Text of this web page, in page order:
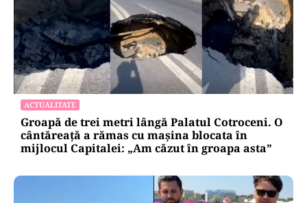
ACTUALITATE
Groapă de trei metri lângă Palatul Cotroceni. O
cântăreață a rămas cu mașina blocata în
mijlocul Capitalei: „Am căzut în groapa asta”